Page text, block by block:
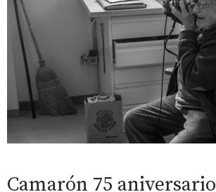
Camarón 75 aniversario